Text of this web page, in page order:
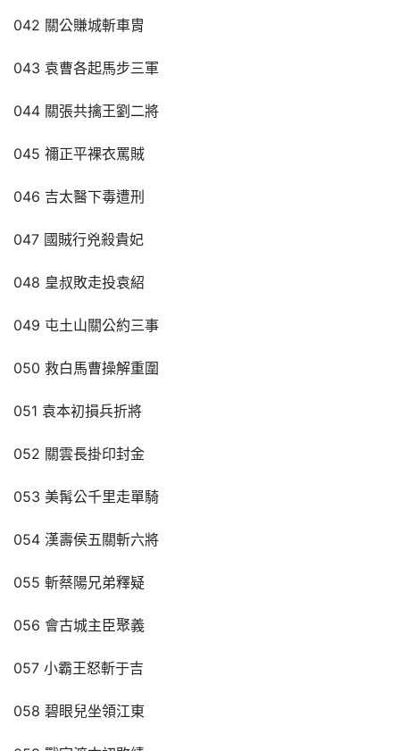
042 關公賺城斬車胄
043 袁曹各起馬步三軍
044 關張共擒王劉二將
045 禰正平裸衣罵賊
046 吉太醫下毒遭刑
047 國賊行兇殺貴妃
048 皇叔敗走投袁紹
049 屯土山關公約三事
050 救白馬曹操解重圍
051 袁本初損兵折將
052 關雲長掛印封金
053 美髯公千里走單騎
054 漢壽侯五關斬六將
055 斬蔡陽兄弟釋疑
056 會古城主臣聚義
057 小霸王怒斬于吉
058 碧眼兒坐領江東